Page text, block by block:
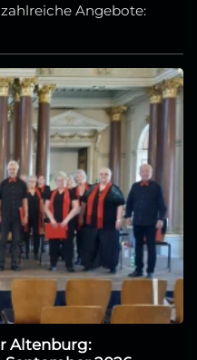
Angebote:
Altenburg: